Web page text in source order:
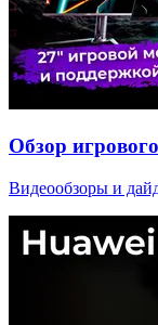
Обзор
Видеообзоры и